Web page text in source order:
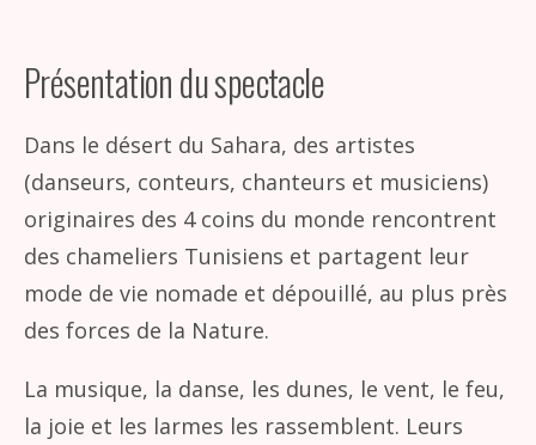
Présentation du spectacle
Dans le désert du Sahara, des artistes
(danseurs, conteurs, chanteurs et musiciens)
originaires des 4 coins du monde rencontrent
des chameliers Tunisiens et partagent leur
mode de vie nomade et dépouillé, au plus près
des forces de la Nature.
La musique, la danse, les dunes, le vent, le feu,
la joie et les larmes les rassemblent. Leurs